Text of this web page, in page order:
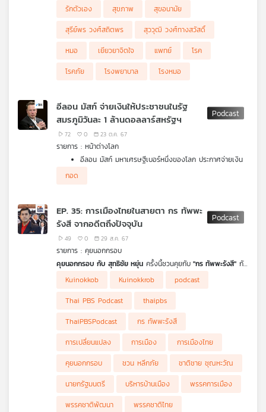
รักตัวเอง
สุขภาพ
สุขอนามัย
สุรีย์พร วงศ์สถิตพร
สุววุฒิ วงศ์ทางสวัสดิ์
หมอ
เยียวยาจิตใจ แพทย์
โรค
โรคภัย
โรงพยาบาล โรงหมอ
อีลอน มัสก์ จ่ายเงินให้ประชาชนในรัฐ
สมรภูมิวันละ 1 ล้านดอลลาร์สหรัฐฯ
72 0 23 ต.ค. 67
รายการ : หน้าต่างโลก
อีลอน มัสก์ มหาเศรษฐีเบอร์หนึ่งของโลก ประกาศจ่ายเงิน
นาที
Online Oversharing การโพสต์ระบายความรู้สึกมากเกินไป
มีข้อเสียอย่างไร
กอด
EP. 35: การเมืองไทยในสายตา กร ทัพพะ
รังสี จากอดีตถึงปัจจุบัน
49 0 29 ส.ค. 67
รายการ : คุยนอกกรอบ
คุยนอกกรอบ กับ สุทธิชัย หยุ่น ครั้งนี้ชวนคุยกับ "กร ทัพพะรังสี" กับ
ประสบการณ์การทำงานภายใต้ยุคนายกฯ เปรม ติณสูลานนท์ นายกฯ
ชาติชาย ชุณหะวัณ และนายกฯ ชวน หลีกภัย ฟังได้ในรายการ คุย
นอกกรอบ ค่ะ
Kuinokkob Kuinokkrob
podcast
Thai PBS Podcast
thaipbs
ThaiPBSPodcast
กร ทัพพะรังสี
การเปลี่ยนแปลง
การเมือง
การเมืองไทย
คุยนอกกรอบ
ชวน หลีกภัย
ชาติชาย ชุณหะวัณ
นายกรัฐมนตรี
บริหารบ้านเมือง
พรรคการเมือง
พรรคชาติพัฒนา
พรรคชาติไทย